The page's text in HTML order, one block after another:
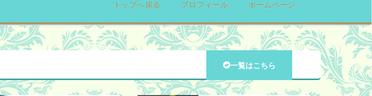
トップへ戻る プロフィール ホームページ
一覧はこちら